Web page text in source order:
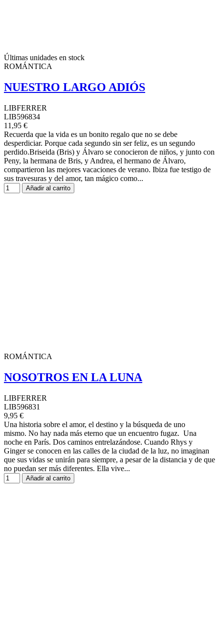
Últimas unidades en stock
ROMÁNTICA
NUESTRO LARGO ADIÓS
LIBFERRER
LIB596834
11,95 €
Recuerda que la vida es un bonito regalo que no se debe
desperdiciar. Porque cada segundo sin ser feliz, es un segundo
perdido.Briseida (Bris) y Álvaro se conocieron de niños, y junto con
Peny, la hermana de Bris, y Andrea, el hermano de Álvaro,
compartieron las mejores vacaciones de verano. Ibiza fue testigo de
sus travesuras y del amor, tan mágico como...
Añadir al carrito
ROMÁNTICA
NOSOTROS EN LA LUNA
LIBFERRER
LIB596831
9,95 €
Una historia sobre el amor, el destino y la búsqueda de uno
mismo. No hay nada más eterno que un encuentro fugaz. Una
noche en París. Dos caminos entrelazándose. Cuando Rhys y
Ginger se conocen en las calles de la ciudad de la luz, no imaginan
que sus vidas se unirán para siempre, a pesar de la distancia y de que
no puedan ser más diferentes. Ella vive...
Añadir al carrito